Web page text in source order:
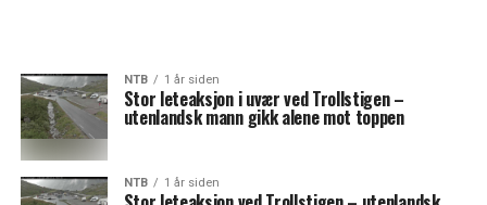
NTB 1 år siden
Stor leteaksjon i uvær ved Trollstigen –
utenlandsk mann gikk alene mot toppen
NTB 1 år siden